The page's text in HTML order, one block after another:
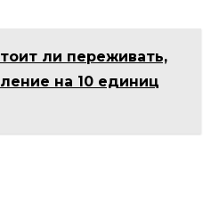
ли переживать,
на 10 единиц